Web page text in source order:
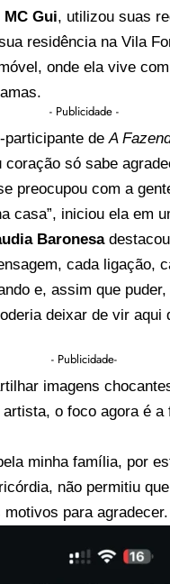
MC Gui, utilizou suas
residência na Vila
onde ela vive
- Publicidade -
de A
só sabe
preocupou com a
casa”, iniciou ela em
Baronesa
cada ligação,
e, assim que
deixar de vir aqui
- Publicidade-
imagens
o foco agora é
minha família, por
não permitiu
para